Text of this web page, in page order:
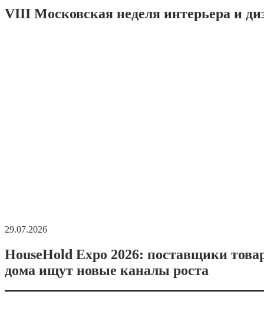
VIII Московская неделя интерьера и
29.07.2026
HouseHold Expo 2026: поставщики
дома ищут новые каналы роста